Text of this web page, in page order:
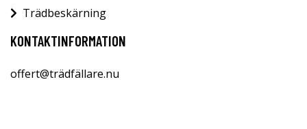
Trädbeskärning
KONTAKTINFORMATION
offert@trädfällare.nu